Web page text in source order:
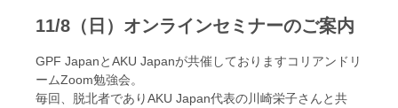
11/8（日）オンラインセミナーのご案内
GPF JapanとAKU Japanが共催しておりますコリアンドリ
ームZoom勉強会。
毎回、脱北者でありAKU Japan代表の川崎栄子さんと共